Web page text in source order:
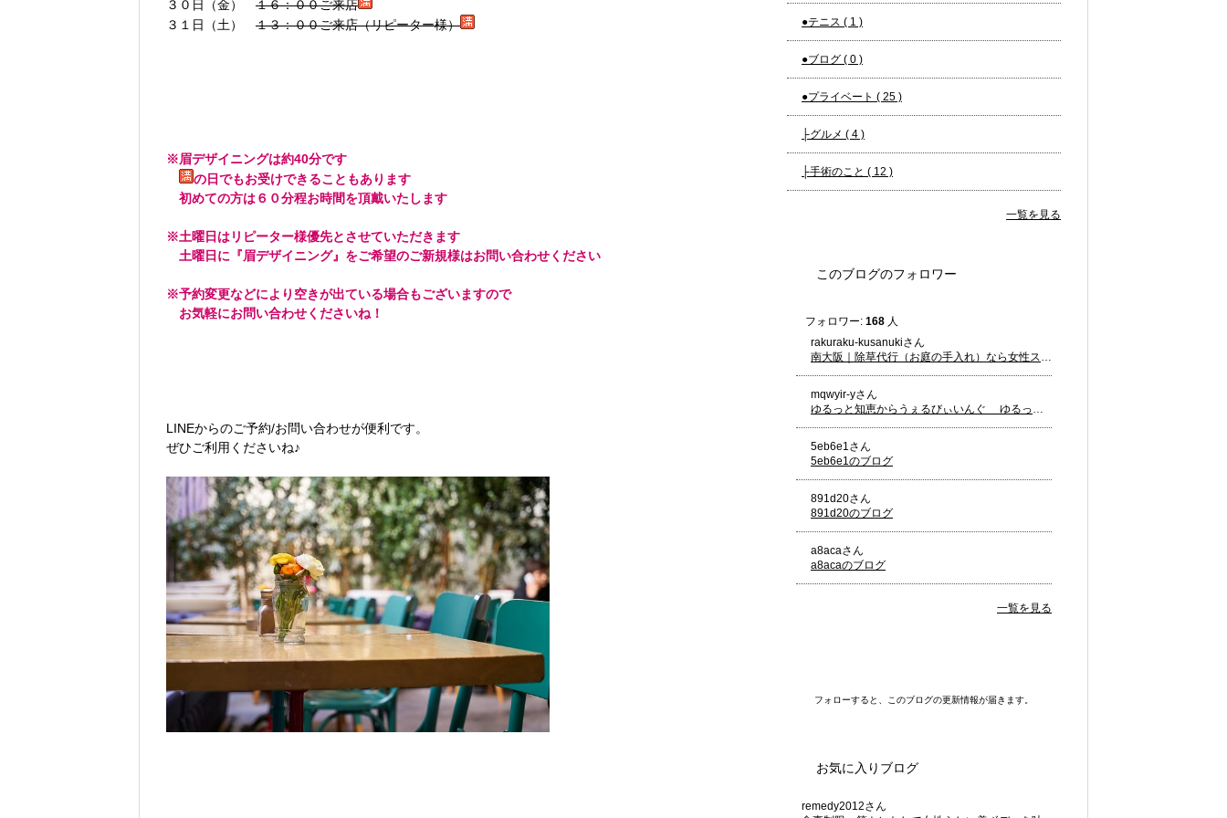
３０日（金） １６：００ご来店
３１日（土） １３：００ご来店（リピーター様）
※眉デザイニングは約40分です
の日でもお受けできることもあります
初めての方は６０分程お時間を頂戴いたします
※土曜日はリピーター様優先とさせていただきます
土曜日に『眉デザイニング』をご希望のご新規様はお問い合わせください
※予約変更などにより空きが出ている場合もございますので
お気軽にお問い合わせくださいね！
LINEからのご予約/お問い合わせが便利です。
ぜひご利用くださいね♪
●テニス ( 1 )
●ブログ ( 0 )
●プライベート ( 25 )
├グルメ ( 4 )
├手術のこと ( 12 )
一覧を見る
このブログのフォロワー
フォロワー: 168 人
rakuraku-kusanukiさん
南大阪｜除草代行（お庭の手入れ）なら女性スタッフ在籍【らくらく草抜き】
mqwyir-yさん
ゆるっと知恵からうぇるびぃいんぐ ゆるっとよろずゼミナール 管理栄養士ふじえ ふわっと知的な自分磨きはじめませんか？
5eb6e1さん
5eb6e1のブログ
891d20さん
891d20のブログ
a8acaさん
a8acaのブログ
一覧を見る
フォローすると、このブログの更新情報が届きます。
お気に入りブログ
remedy2012さん